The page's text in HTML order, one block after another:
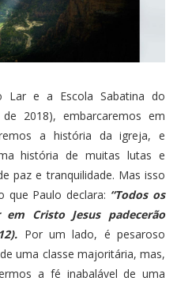
Lar e a Escola Sabatina do
de 2018), embarcaremos em
a história da igreja, e
história de muitas lutas e
paz e tranquilidade. Mas isso
que Paulo declara: “Todos os
Cristo Jesus padecerão
Por um lado, é pesaroso
uma classe majoritária, mas,
a fé inabalável de uma